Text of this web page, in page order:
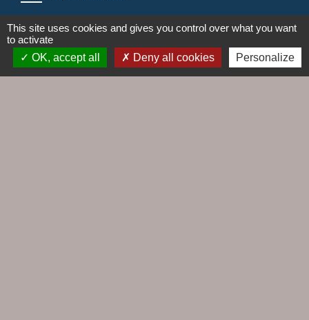
Liens
This site uses cookies and gives you control over what you want
to activate
OK, accept all
Deny all cookies Personalize